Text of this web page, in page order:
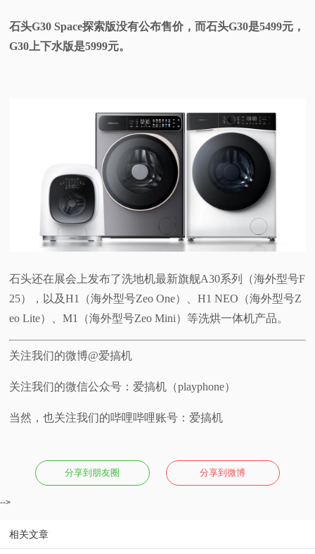
石头G30 Space探索版没有公布售价，而石头G30是5499元，
G30上下水版是5999元。
石头还在展会上发布了洗地机最新旗舰A30系列（海外型号F
25），以及H1（海外型号Zeo One）、H1 NEO（海外型号Z
eo Lite）、M1（海外型号Zeo Mini）等洗烘一体机产品。
关注我们的微博@爱搞机
关注我们的微信公众号：爱搞机（playphone）
当然，也关注我们的哔哩哔哩账号：爱搞机
分享到朋友圈 分享到微博
-->
相关文章